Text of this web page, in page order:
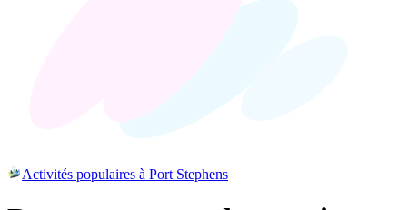
Activités populaires à Port Stephens